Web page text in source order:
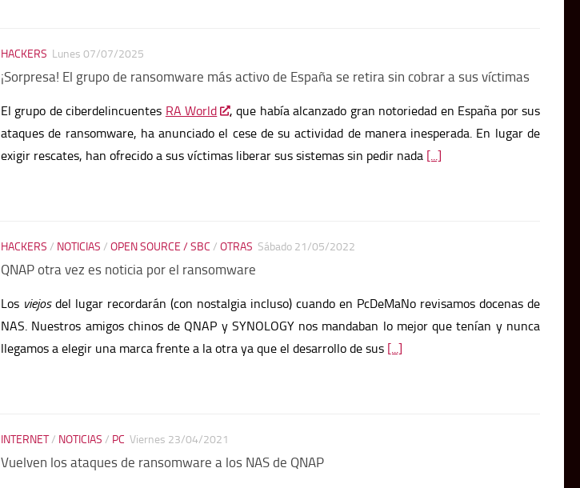
HACKERS Lunes 07/07/2025
¡Sorpresa! El grupo de ransomware más activo de España se retira sin cobrar a sus víctimas
El grupo de ciberdelincuentes RA World
, que había alcanzado gran notoriedad en España por sus
ataques de ransomware, ha anunciado el cese de su actividad de manera inesperada. En lugar de
exigir rescates, han ofrecido a sus víctimas liberar sus sistemas sin pedir nada [...]
HACKERS / NOTICIAS / OPEN SOURCE / SBC / OTRAS Sábado 21/05/2022
QNAP otra vez es noticia por el ransomware
Los viejosdel lugar recordarán (con nostalgia incluso) cuando en PcDeMaNo revisamos docenas de
NAS. Nuestros amigos chinos de QNAP y SYNOLOGY nos mandaban lo mejor que tenían y nunca
llegamos a elegir una marca frente a la otra ya que el desarrollo de sus [...]
INTERNET/ NOTICIAS / PC Viernes 23/04/2021
Vuelven los ataques de ransomware a los NAS de QNAP